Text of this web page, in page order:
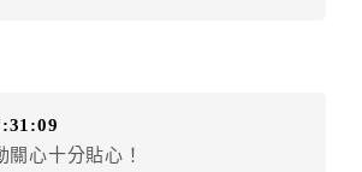
留住宿金額」時，請注意！為避免飯
權益）。 （限原訂飯店使用）
定乙次，限原訂飯店，異動完成後不
關心十分貼心！